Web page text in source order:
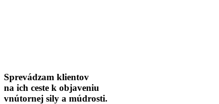
Sprevádzam klientov
na ich ceste k objaveniu
vnútornej sily a múdrosti.